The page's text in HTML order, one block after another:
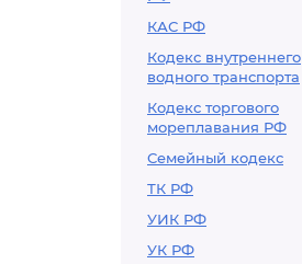
КАС РФ
Кодекс внутреннего
водного транспорта
Кодекс торгового
мореплавания РФ
Семейный кодекс
ТК РФ
УИК РФ
УК РФ